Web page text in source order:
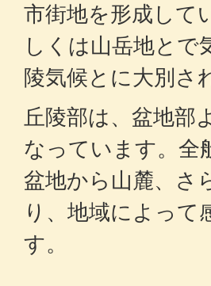
市街地を形成して
しくは山岳地とで
陵気候とに大別さ
丘陵部は、盆地部
なっています。全
盆地から山麓、さ
り、地域によって
す。